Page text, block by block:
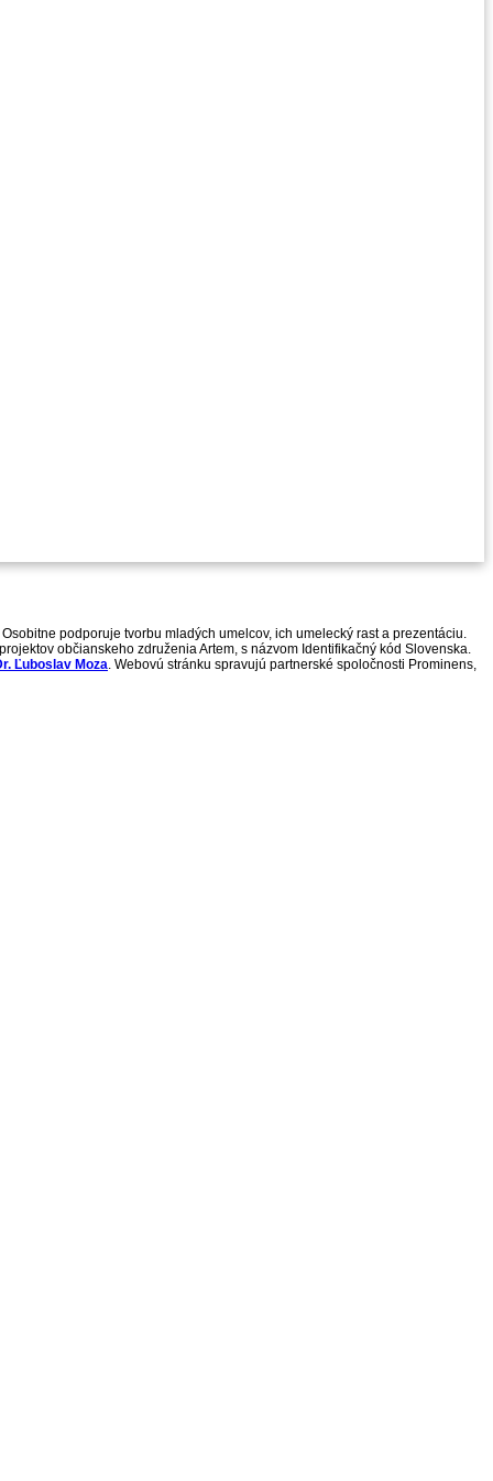
podporuje tvorbu mladých umelcov, ich umelecký rast a prezentáciu.
občianskeho združenia Artem, s názvom Identifikačný kód Slovenska.
Ľuboslav Moza. Webovú stránku spravujú partnerské spoločnosti Prominens,